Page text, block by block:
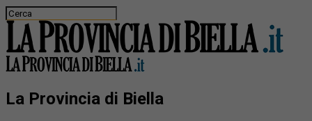
La Provincia di Biella